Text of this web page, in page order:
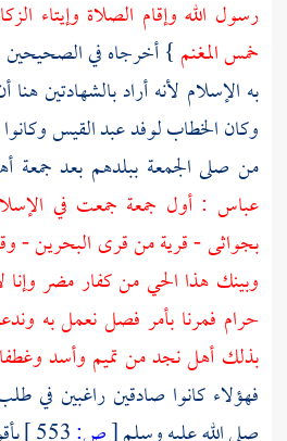
رسول الله وإقام الصلاة وإيتاء
خمس المغنم } أخرجاه في الصحيحين .
به الإسلام لأنه أراد بالشهادتين
وكان الخطاب لوفدعبد القيس
من صلى الجمعة ببلدهم بعد جمعة
عباس : أول جمعة جمعت في
بجواثى- قرية من قرى البحرين-
وبينك هذا الحي من كفارمضر
حرام فمرنا بأمر فصل نعمل به
بذلك أهلنجدمنتميم وأسد
فهؤلاء كانوا صادقين راغبين في